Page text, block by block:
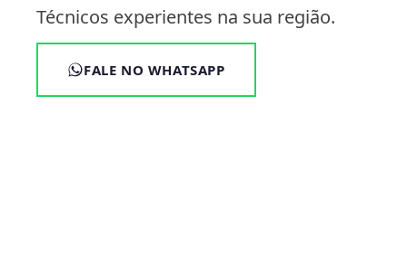
Técnicos experientes na sua região.
FALE NO WHATSAPP